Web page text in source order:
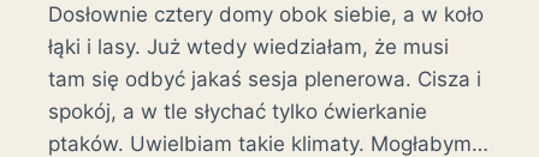
Dosłownie cztery domy obok siebie, a w koło
łąki i lasy. Już wtedy wiedziałam, że musi
tam się odbyć jakaś sesja plenerowa. Cisza i
spokój, a w tle słychać tylko ćwierkanie
ptaków. Uwielbiam takie klimaty. Mogłabym…